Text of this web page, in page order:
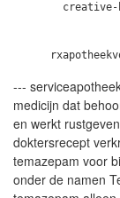
---
medicijn dat
en werkt
doktersrecept
temazepam voor
onder de namen